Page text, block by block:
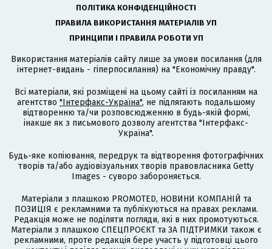
ПОЛІТИКА КОНФІДЕНЦІЙНОСТІ
ПРАВИЛА ВИКОРИСТАННЯ МАТЕРІАЛІВ УП
ПРИНЦИПИ І ПРАВИЛА РОБОТИ УП
Використання матеріалів сайту лише за умови посилання (для
інтернет-видань - гіперпосилання) на "Економічну правду".
Всі матеріали, які розміщені на цьому сайті із посиланням на
агентство "Інтерфакс-Україна", не підлягають подальшому
відтворенню та/чи розповсюдженню в будь-якій формі,
інакше як з письмового дозволу агентства "Інтерфакс-
Україна".
Будь-яке копіювання, передрук та відтворення фотографічних
творів та/або аудіовізуальних творів правовласника Getty
Images - суворо забороняється.
Матеріали з плашкою PROMOTED, НОВИНИ КОМПАНІЙ та
ПОЗИЦІЯ є рекламними та публікуються на правах реклами.
Редакція може не поділяти погляди, які в них промотуються.
Матеріали з плашкою СПЕЦПРОЄКТ та ЗА ПІДТРИМКИ також є
рекламними, проте редакція бере участь у підготовці цього